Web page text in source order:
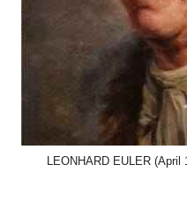
LEONHARD EULER